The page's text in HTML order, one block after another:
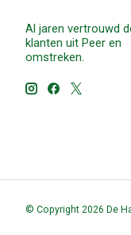
Al jaren vertrouwd
klanten uit Peer en
omstreken.
© Copyright 2026 De